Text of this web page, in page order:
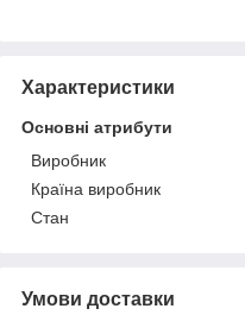
Характеристики
Основні атрибути
Виробник
Країна виробник
Стан
Умови доставки